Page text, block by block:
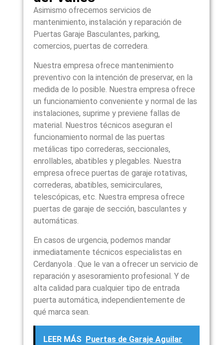
Asimismo ofrecemos servicios de
mantenimiento, instalación y reparación de
Puertas Garaje Basculantes, parking,
comercios, puertas de corredera.
Nuestra empresa ofrece mantenimiento
preventivo con la intención de preservar, en la
medida de lo posible. Nuestra empresa ofrece
un funcionamiento conveniente y normal de las
instalaciones, suprime y previene fallas de
material. Nuestros técnicos aseguran el
funcionamiento normal de las puertas
metálicas tipo correderas, seccionales,
enrollables, abatibles y plegables. Nuestra
empresa ofrece puertas de garaje rotativas,
correderas, abatibles, semicirculares,
telescópicas, etc. Nuestra empresa ofrece
puertas de garaje de sección, basculantes y
automáticas.
En casos de urgencia, podemos mandar
inmediatamente técnicos especialistas en
Cerdanyola . Que le van a ofrecer un servicio de
reparación y asesoramiento profesional. Y de
alta calidad para cualquier tipo de entrada
puerta automática, independientemente de
qué marca sean.
LEER MÁS
Puertas de Garaje Aguilar